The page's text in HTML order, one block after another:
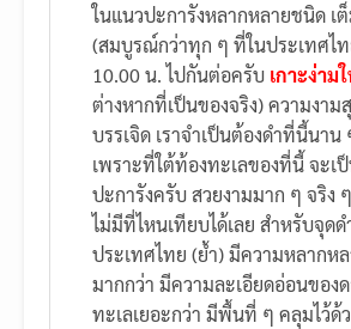
ในแนวปะการังหลากหลายชนิด เ
(สมบูรณ์กว่าทุก ๆ ที่ในประเทศไ
10.00 น. ไปกันต่อครับ เกาะง่าม
ต่างหากที่เป็นของจริง) ความงาม
บรรเจิด เราจำเป็นต้องดำที่นี้นาน
เพราะที่ใต้ท้องทะเลของที่นี้ จะเ
ปะการังครับ สวยงามมาก ๆ จริง
ไม่มีที่ไหนเทียบได้เลย สำหรับจุดด
ประเทศไทย (ย้ำ) มีความหลากห
มากกว่า มีความละเอียดอ่อนของ
ทะเลเยอะกว่า มีพื้นที่ ๆ คลุมไว้ด้